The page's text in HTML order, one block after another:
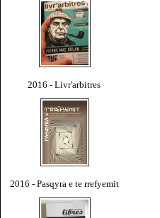
2016 - Livr'arbitres
2016 - Pasqyra e te rrefyemit